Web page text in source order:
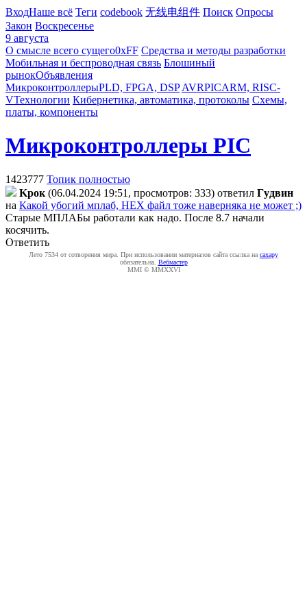
ВходНаше всё Теги codebook 无线电组件 Поиск Опросы
Закон Воскресенье
9 августа
О смысле всего сущего0xFF Средства и методы разработки
Мобильная и беспроводная связь Блошиный
рынокОбъявления
МикроконтроллерыPLD, FPGA, DSP AVRPICARM, RISC-
VТехнологии Кибернетика, автоматика, протоколы Схемы,
платы, компоненты
Микроконтроллеры PIC
1423777 Топик полностью
Kpoк (06.04.2024 19:51, просмотров: 333) ответил Гyдвин
на Какой убогий мплаб, HEX файл тоже наверняка не может ;)
Старые МПЛАБы работали как надо. После 8.7 начали
косячить.
Ответить
Лето 7534 от сотворения мира. При использовании материалов сайта ссылка на caxapу
обязательна. Вебмастер
MMI © MMXXVI